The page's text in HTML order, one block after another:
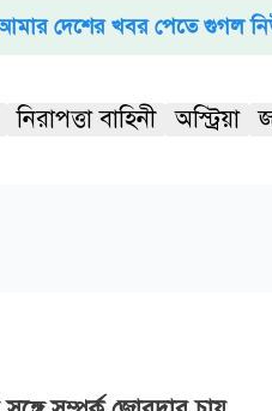
দেশের খবর পেতে গুগল
নিরাপত্তা বাহিনী অস্ট্রিয়া